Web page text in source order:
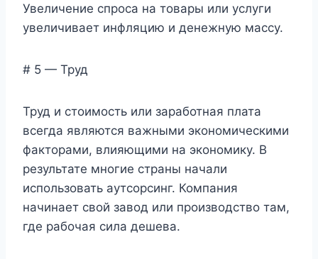
Увеличение спроса на товары или услуги
увеличивает инфляцию и денежную массу.
# 5 — Труд
Труд и стоимость или заработная плата
всегда являются важными экономическими
факторами, влияющими на экономику. В
результате многие страны начали
использовать аутсорсинг. Компания
начинает свой завод или производство там,
где рабочая сила дешева.